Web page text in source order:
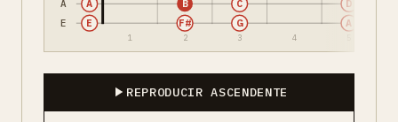
A
E
1 2 3 4
E F# G A
A B C D
REPRODUCIR ASCENDENTE